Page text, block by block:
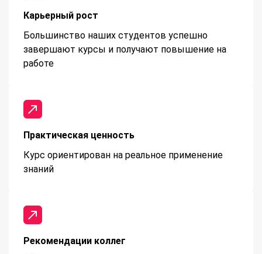
Карьерный рост
Большинство наших студентов успешно
завершают курсы и получают повышение на
работе
Практическая ценность
Курс ориентирован на реальное применение
знаний
Рекомендации коллег